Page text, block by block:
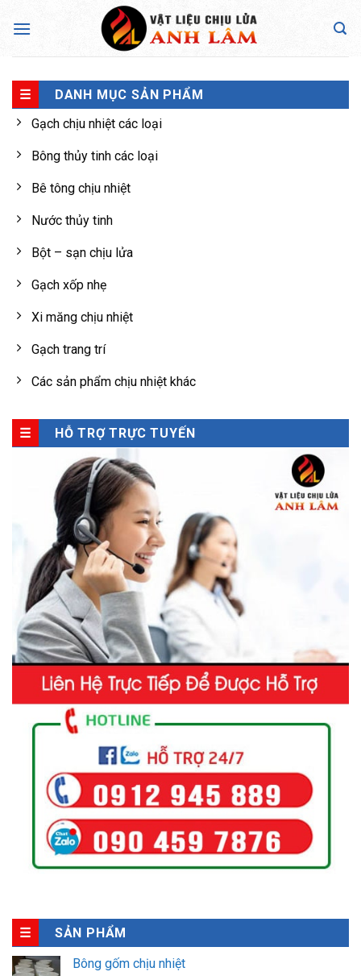
DANH MỤC SẢN PHẨM
Gạch chịu nhiệt các loại
Bông thủy tinh các loại
Bê tông chịu nhiệt
Nước thủy tinh
Bột – sạn chịu lửa
Gạch xốp nhẹ
Xi măng chịu nhiệt
Gạch trang trí
Các sản phẩm chịu nhiệt khác
HỖ TRỢ TRỰC TUYẾN
SẢN PHẨM
Bông gốm chịu nhiệt